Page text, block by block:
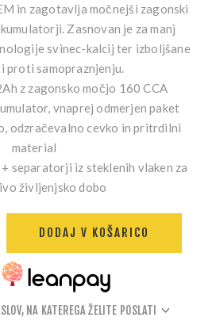
in zagotavlja močnejši zagonski
Zasnovan je za manj
svinec-kalcij ter izboljšane
proti samopraznjenju.
z zagonsko močjo 160 CCA
vnaprej odmerjen paket
odzračevalno cevko in pritrdilni
material
separatorji iz steklenih vlaken za
življenjsko dobo
DODAJ V KOŠARICO
NA KATEREGA ŽELITE POSLATI